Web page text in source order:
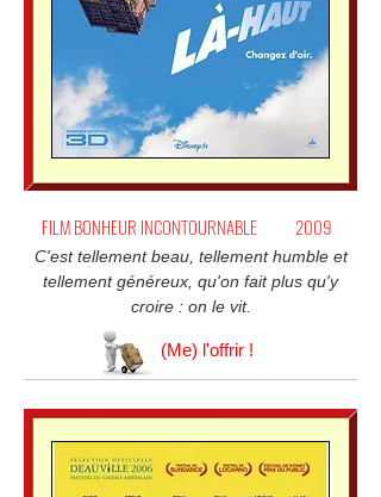
FILM BONHEUR INCONTOURNABLE 2009
C'est tellement beau, tellement humble et
tellement généreux, qu'on fait plus qu'y
croire : on le vit.
(Me) l'offrir !